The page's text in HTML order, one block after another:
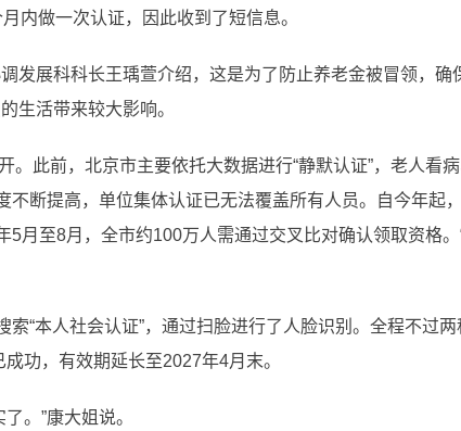
内做一次认证，因此收到了短信息。
展科科长王瑀萱介绍，这是为了防止养老金被冒领，确
生活带来较大影响。
前，北京市主要依托大数据进行“静默认证”，老人看
不断提高，单位集体认证已无法覆盖所有人员。自今年起
月至8月，全市约100万人需通过交叉比对确认领取资格
本人社会认证”，通过扫脸进行了人脸识别。全程不过两
功，有效期延长至2027年4月末。
。”康大姐说。